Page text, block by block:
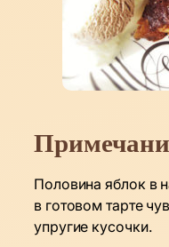
Половина яблок в
в готовом тарте
упругие кусочки.